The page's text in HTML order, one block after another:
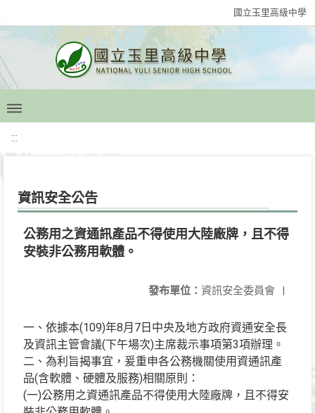
國立玉里高級中學
:::
資訊安全公告
公務用之資通訊產品不得使用大陸廠牌，且不得
安裝非公務用軟體。
發布單位： 資訊安全委員會 |
一、依據本(109)年8月7日中央及地方政府資通安全長
及資訊主管會議(下午場次)主席裁示事項第3項辦理。
二、為利旨揭事宜，爰重申各公務機關使用資通訊產
品(含軟體、硬體及服務)相關原則：
(一)公務用之資通訊產品不得使用大陸廠牌，且不得安